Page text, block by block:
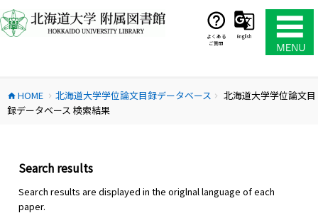
ン
テ
ス
キ
よくある
ご質問
English
home HOME chevron_right 北海道大学学位論文目録データベース chevron_right
北海道大学学位論文目
録データベース 検索結果
Search results
Search results are displayed in the origlnal language of each
paper.